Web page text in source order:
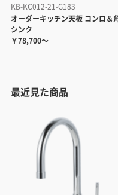
KB-KC012-21-G183
オーダーキッチン天板 コンロ＆
シンク
￥78,700～
最近見た商品